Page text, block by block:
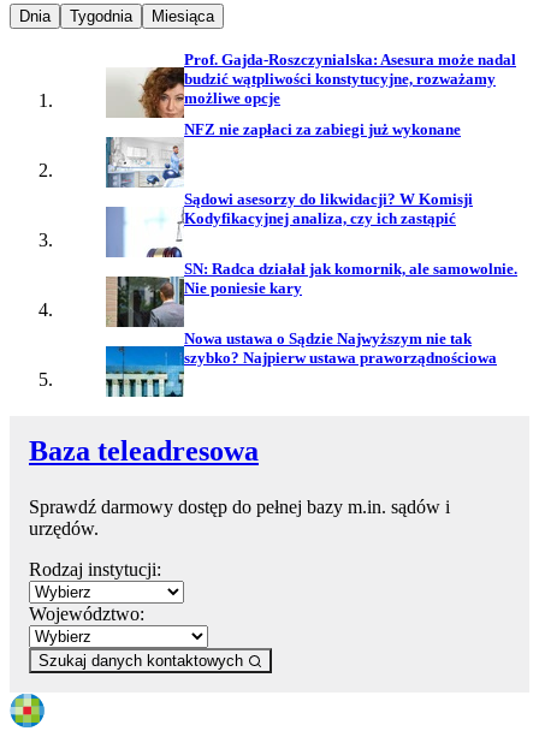
Najpopularniejsze wiadomości z
Dnia Najpopularniejsze wiadomości z
Tygodnia Najpopularniejsze wiadomości z
Miesiąca
Prof. Gajda-Roszczynialska: Asesura może nadal
budzić wątpliwości konstytucyjne, rozważamy
możliwe opcje
NFZ nie zapłaci za zabiegi już wykonane
Sądowi asesorzy do likwidacji? W Komisji
Kodyfikacyjnej analiza, czy ich zastąpić
SN: Radca działał jak komornik, ale samowolnie.
Nie poniesie kary
Nowa ustawa o Sądzie Najwyższym nie tak
szybko? Najpierw ustawa praworządnościowa
Baza teleadresowa
Sprawdź darmowy dostęp do pełnej bazy m.in. sądów i
urzędów.
Rodzaj instytucji:
Województwo:
Szukaj danych kontaktowych